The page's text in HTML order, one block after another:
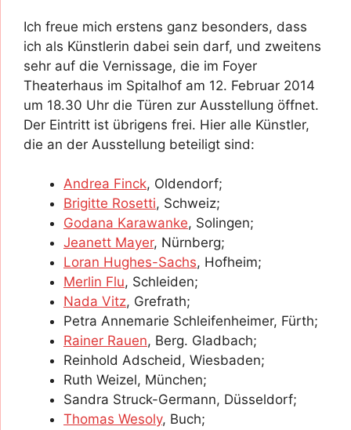
Ich freue mich erstens ganz besonders, dass
ich als Künstlerin dabei sein darf, und zweitens
sehr auf die Vernissage, die im Foyer
Theaterhaus im Spitalhof am 12. Februar 2014
um 18.30 Uhr die Türen zur Ausstellung öffnet.
Der Eintritt ist übrigens frei. Hier alle Künstler,
die an der Ausstellung beteiligt sind:
Andrea Finck, Oldendorf;
Brigitte Rosetti, Schweiz;
Godana Karawanke, Solingen;
Jeanett Mayer, Nürnberg;
Loran Hughes-Sachs, Hofheim;
Merlin Flu, Schleiden;
Nada Vitz, Grefrath;
Petra Annemarie Schleifenheimer, Fürth;
Rainer Rauen, Berg. Gladbach;
Reinhold Adscheid, Wiesbaden;
Ruth Weizel, München;
Sandra Struck-Germann, Düsseldorf;
Thomas Wesoly, Buch;